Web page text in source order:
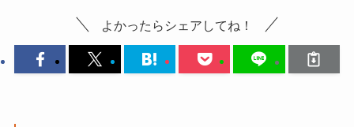
よかったらシェアしてね！